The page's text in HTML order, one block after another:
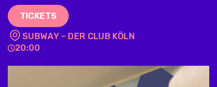
TICKETS
SUBWAY – DER CLUB KÖLN
20:00